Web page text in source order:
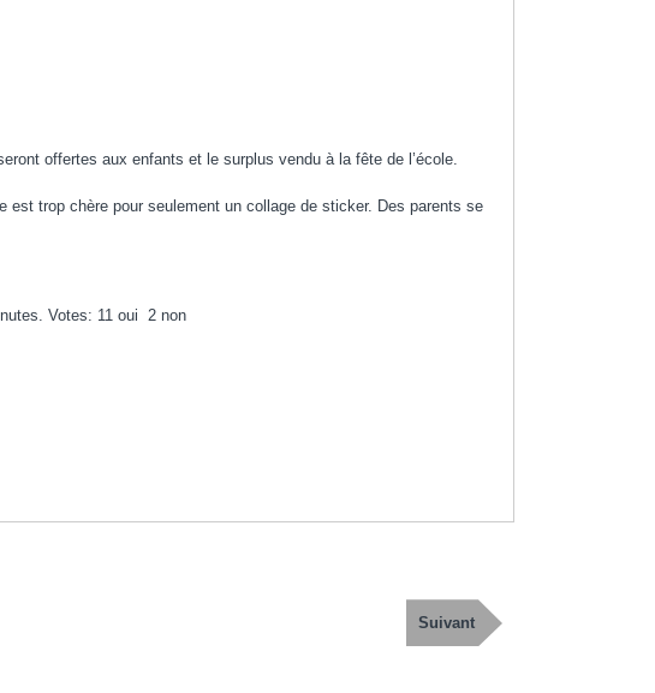
offertes aux enfants et le surplus vendu à la fête de l’école.
est trop chère pour seulement un collage de sticker. Des parents se
Votes: 11 oui 2 non
Article
suivant
Suivant